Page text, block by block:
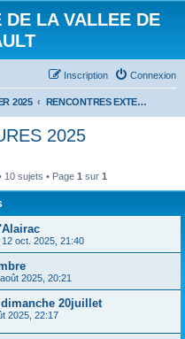
LA VALLEE DE
Connexion
Inscription
2025 RENCONTRES EXTERIEURES 2025
2025
10 sujets • Page 1 sur 1
12 oct. 2025, 21:40
2025, 20:21
20juillet
2025, 22:17